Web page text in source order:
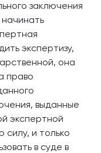
заключения
экспертизу,
она
право
выданные
экспертной
и только
в суде в